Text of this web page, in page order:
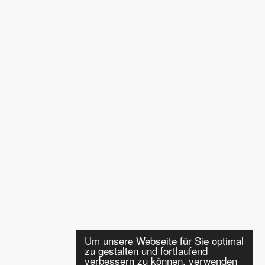
Um unsere Webseite für Sie optimal
zu gestalten und fortlaufend
verbessern zu können, verwenden